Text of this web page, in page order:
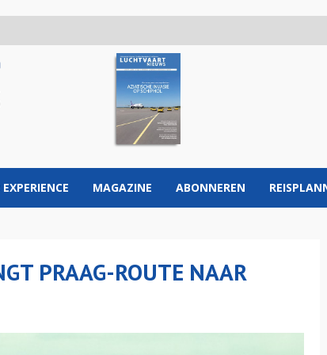
EXPERIENCE MAGAZINE ABONNEREN
PRAAG-ROUTE NAAR